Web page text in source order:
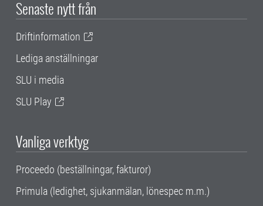
Senaste nytt från
Driftinformation
Lediga anställningar
SLU i media
SLU Play
Vanliga verktyg
Proceedo (beställningar, fakturor)
Primula (ledighet, sjukanmälan, lönespec m.m.)